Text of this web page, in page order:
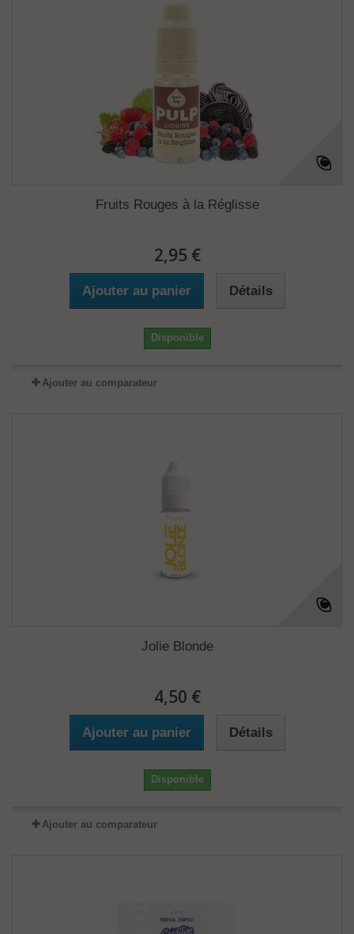
Fruits Rouges à la Réglisse
2,95 €
Ajouter au panier Détails
Disponible
Ajouter au comparateur
Jolie Blonde
4,50 €
Ajouter au panier Détails
Disponible
Ajouter au comparateur